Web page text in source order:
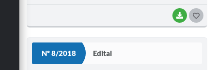
BAIXAR
Nº 8/2018 Edital